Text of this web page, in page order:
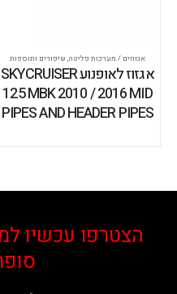
אגזוזים / מערכות פליטה, שיפורים ותוספות
אגזוז לאופנוע SKYCRUISER
125 MBK 2010 / 2016 MID
PIPES AND HEADER PIPES
הצטרפו עכשיו